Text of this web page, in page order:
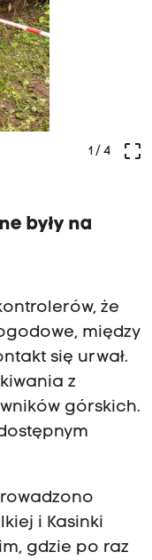
crop_free
1/ 4
były na
że
między
się urwał.
z
górskich.
i Kasinki
gdzie po raz